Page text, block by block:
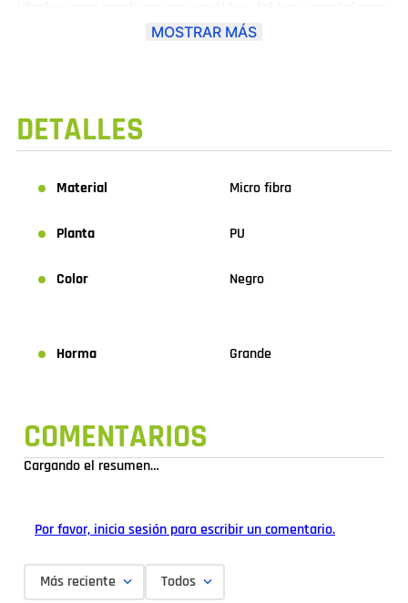
formales, estos zapatos de vestir importados son
MOSTRAR MÁS
DETALLES
Material Micro fibra
Planta PU
Color Negro
Horma Grande
COMENTARIOS
Cargando el resumen…
Por favor, inicia sesión para escribir un comentario.
Más reciente Todos